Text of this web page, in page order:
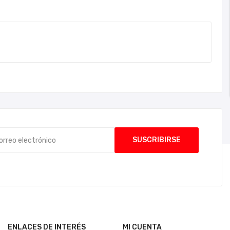
ENLACES DE INTERÉS MI CUENTA